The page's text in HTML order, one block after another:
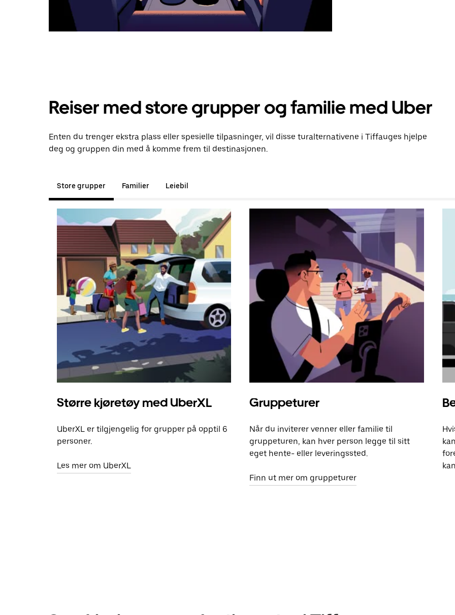
Reiser med store grupper og familie med Uber
Enten du trenger ekstra plass eller spesielle tilpasninger, vil disse turalternativene i Tiffauges hjelpe
deg og gruppen din med å komme frem til destinasjonen.
Store grupper Familier Leiebil
Større kjøretøy med UberXL
UberXL er tilgjengelig for grupper på opptil 6
personer.
Les mer om UberXL
Gruppeturer
Når du inviterer venner eller familie til
gruppeturen, kan hver person legge til sitt
eget hente- eller leveringssted.
Finn ut mer om gruppeturer